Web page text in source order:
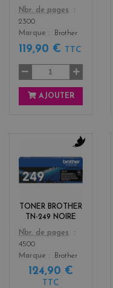
Color
Nbr. de pages
2300
Marque
Brother
119,90 € TTC
AJOUTER
TONER BROTHER
TN-249 NOIRE
Color
b
l
a
k
Nbr. de pages
4500
Marque
Brother
124,90 €
TTC